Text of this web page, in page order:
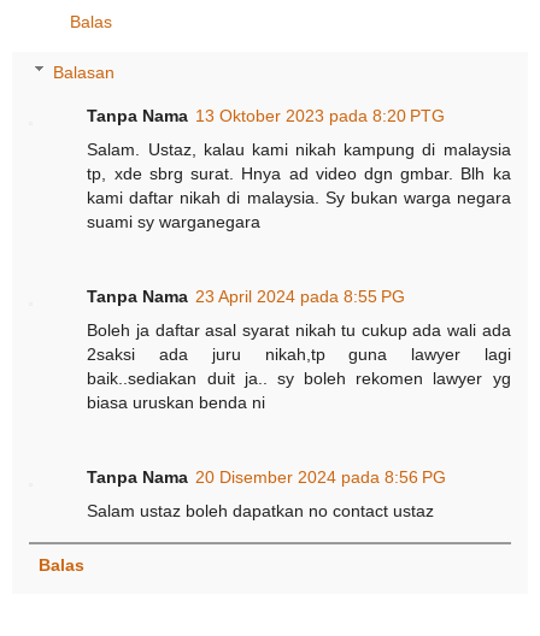
Balas
Balasan
Tanpa Nama 13 Oktober 2023 pada 8:20 PTG
Salam. Ustaz, kalau kami nikah kampung di malaysia
tp, xde sbrg surat. Hnya ad video dgn gmbar. Blh ka
kami daftar nikah di malaysia. Sy bukan warga negara
suami sy warganegara
Tanpa Nama 23 April 2024 pada 8:55 PG
Boleh ja daftar asal syarat nikah tu cukup ada wali ada
2saksi ada juru nikah,tp guna lawyer lagi
baik..sediakan duit ja.. sy boleh rekomen lawyer yg
biasa uruskan benda ni
Tanpa Nama 20 Disember 2024 pada 8:56 PG
Salam ustaz boleh dapatkan no contact ustaz
Balas